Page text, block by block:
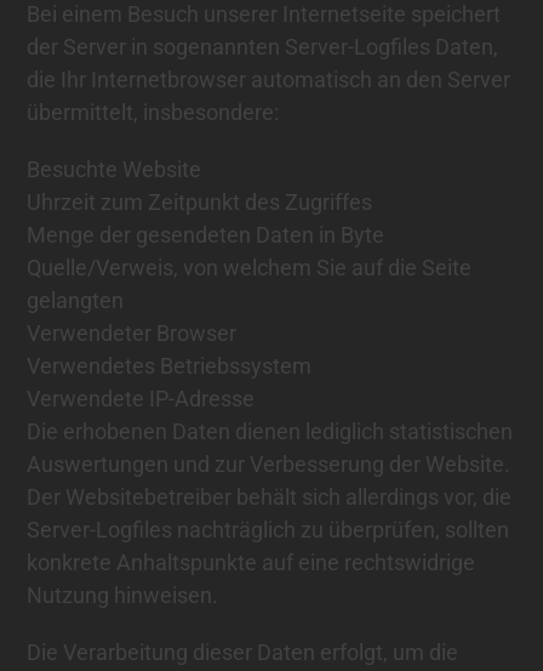
Bei einem Besuch unserer Internetseite speichert
der Server in sogenannten Server-Logfiles Daten,
die Ihr Internetbrowser automatisch an den Server
übermittelt, insbesondere:
Besuchte Website
Uhrzeit zum Zeitpunkt des Zugriffes
Menge der gesendeten Daten in Byte
Quelle/Verweis, von welchem Sie auf die Seite
gelangten
Verwendeter Browser
Verwendetes Betriebssystem
Verwendete IP-Adresse
Die erhobenen Daten dienen lediglich statistischen
Auswertungen und zur Verbesserung der Website.
Der Websitebetreiber behält sich allerdings vor, die
Server-Logfiles nachträglich zu überprüfen, sollten
konkrete Anhaltspunkte auf eine rechtswidrige
Nutzung hinweisen.
Die Verarbeitung dieser Daten erfolgt, um die